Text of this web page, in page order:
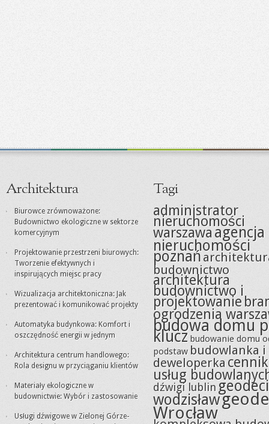
Architektura
Biurowce zrównoważone:
Budownictwo ekologiczne w sektorze
komercyjnym
Projektowanie przestrzeni biurowych:
Tworzenie efektywnych i
inspirujących miejsc pracy
Wizualizacja architektoniczna: Jak
prezentować i komunikować projekty
Automatyka budynkowa: Komfort i
oszczędność energii w jednym
Architektura centrum handlowego:
Rola designu w przyciąganiu klientów
Materiały ekologiczne w
budownictwie: Wybór i zastosowanie
Usługi dźwigowe w Zielonej Górze-
Tagi
administrator
nieruchomości
warszawaagencja
nieruchomości
poznań
budownictwo
architektura
budownictwo i
projektowanie
ogrodzenia
budowa domu
klucz budowanie domu
podstaw budowlanka i
deweloperka cennik
usług
dźwigi lublingeodeci
wodzisław
Wrocław